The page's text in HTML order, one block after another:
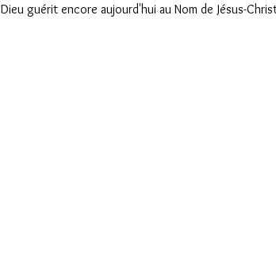
Dieu guérit encore aujourd'hui au Nom de Jésus-